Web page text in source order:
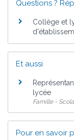
Questions ?
Collège et
Et aussi
lycée
Famille -
Pour en savoir